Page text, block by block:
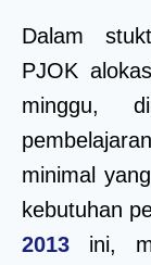
Dalam
PJOK
minggu,
minimal
kebutuhan
2013 ini,